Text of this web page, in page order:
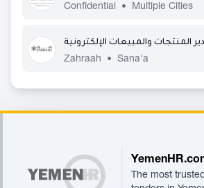
Confidential
• Multiple Cities
المنتجات والمبيعات الإلكترونية
Zahraah
• Sana'a
The most